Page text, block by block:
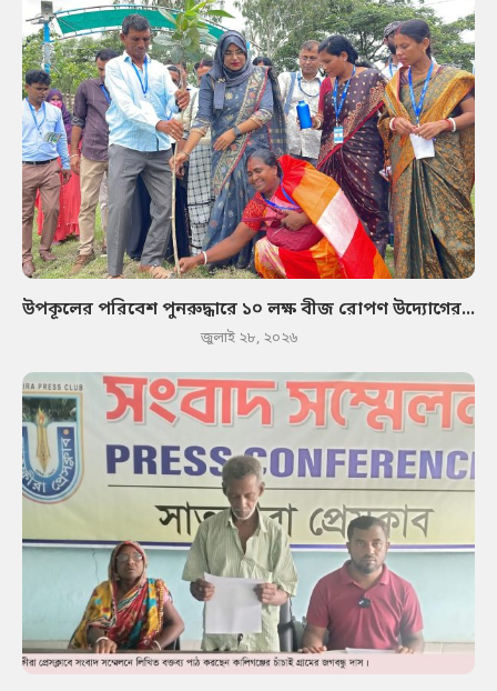
উপকূলের পরিবেশ পুনরুদ্ধারে ১০ লক্ষ বীজ রোপণ উদ্যোগের...
জুলাই ২৮, ২০২৬